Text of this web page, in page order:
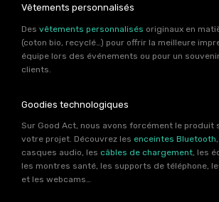
Vêtements personnalisés
Des vêtements personnalisés originaux en
(coton bio, recyclé…) pour offrir la meilleure
équipe lors des événements ou pour un
clients.
Goodies technologiques
Sur Good Act, nous avons forcément le produit
votre projet. Découvrez les enceintes Bluetooth
casques audio, les câbles de chargement, les
les montres santé, les supports de téléphone,
et les webcams…